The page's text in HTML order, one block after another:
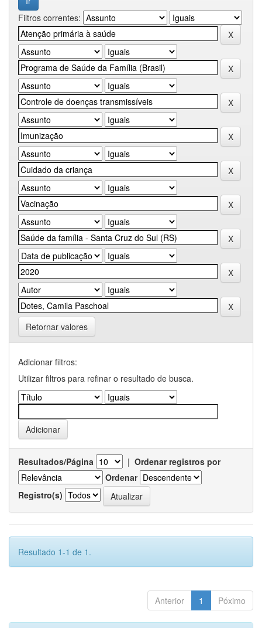
Filtros correntes:
Retornar valores
Adicionar filtros:
Utilizar filtros para refinar o resultado de busca.
Resultados/Página | Ordenar registros por
Ordenar
Registro(s)
Resultado 1-1 de 1.
Anterior 1 Póximo